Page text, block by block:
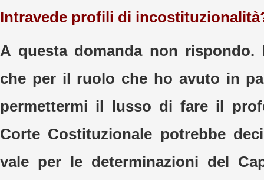
Intravede profili di
A questa domanda non rispondo.
che per il ruolo che ho avuto in
permettermi il lusso di fare il
Corte Costituzionale potrebbe
vale per le determinazioni del